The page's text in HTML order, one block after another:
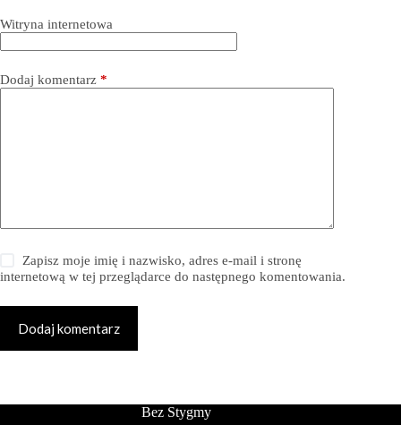
Witryna internetowa
Dodaj komentarz *
Zapisz moje imię i nazwisko, adres e-mail i stronę
internetową w tej przeglądarce do następnego komentowania.
Dodaj komentarz
Bez Stygmy